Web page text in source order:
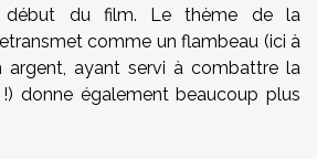
du film. Le thème de la
comme un flambeau (ici à
argent, ayant servi à combattre la
donne également beaucoup plus